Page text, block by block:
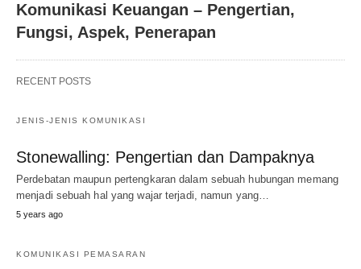
Komunikasi Keuangan – Pengertian,
Fungsi, Aspek, Penerapan
RECENT POSTS
JENIS-JENIS KOMUNIKASI
Stonewalling: Pengertian dan Dampaknya
Perdebatan maupun pertengkaran dalam sebuah hubungan memang
menjadi sebuah hal yang wajar terjadi, namun yang…
5 years ago
KOMUNIKASI PEMASARAN